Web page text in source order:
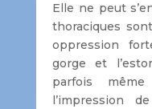
Elle ne peut
thoraciques
oppression
gorge et
parfois
l’impression